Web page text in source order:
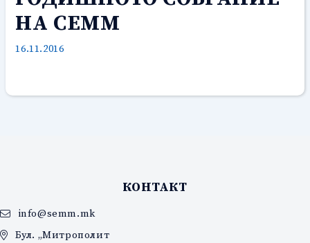
НА СЕММ
16.11.2016
КОНТАКТ
info@semm.mk
Бул. „Митрополит